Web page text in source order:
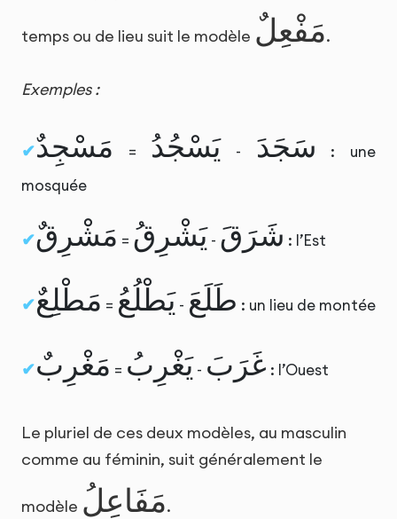
temps ou de lieu suit le modèle مَفْعِلٌ.
Exemples :
مَسْجِدٌ = يَسْجُدُ - سَجَدَ : une
mosquée
مَشْرِقٌ = يَشْرِقُ - شَرَقَ : l’Est
مَطْلِعٌ = يَطْلُعُ - طَلَعَ : un lieu de montée
مَغْرِبٌ = يَغْرِبُ - غَرَبَ : l’Ouest
Le pluriel de ces deux modèles, au masculin
comme au féminin, suit généralement le
modèle مَفَاعِلُ.